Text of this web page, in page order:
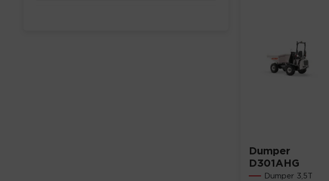
Dumper
D301AHG
Dumper 3,5T